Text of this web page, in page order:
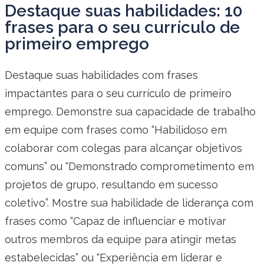
Destaque suas habilidades: 10
frases para o seu currículo de
primeiro emprego
Destaque suas habilidades com frases
impactantes para o seu currículo de primeiro
emprego. Demonstre sua capacidade de trabalho
em equipe com frases como “Habilidoso em
colaborar com colegas para alcançar objetivos
comuns” ou “Demonstrado comprometimento em
projetos de grupo, resultando em sucesso
coletivo”. Mostre sua habilidade de liderança com
frases como “Capaz de influenciar e motivar
outros membros da equipe para atingir metas
estabelecidas” ou “Experiência em liderar e